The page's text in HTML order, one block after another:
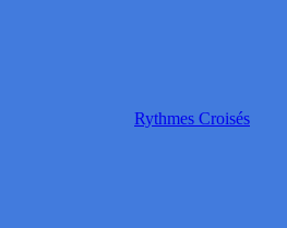
Rythmes Croisés